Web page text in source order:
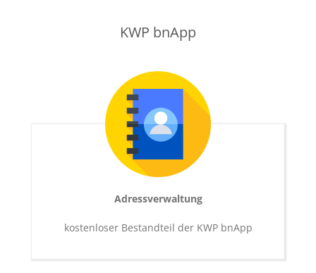
KWP bnApp
Adressverwaltung
kostenloser Bestandteil der KWP bnApp